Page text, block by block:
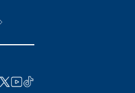
na prova on-line ou
e EAD são